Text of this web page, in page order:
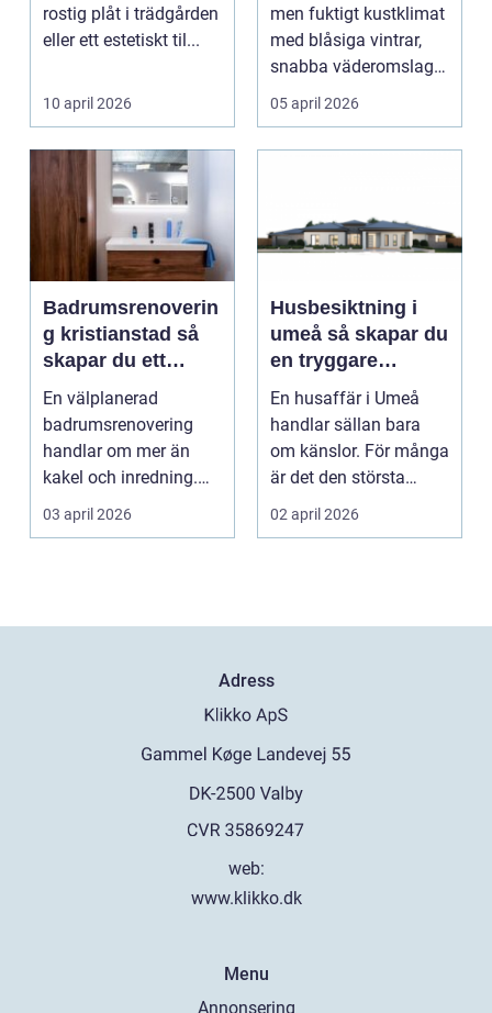
rostig plåt i trädgården
eller ett estetiskt til...
10 april 2026
men fuktigt kustklimat
med blåsiga vintrar,
snabba väderomslag
och ofta hög lu...
05 april 2026
Badrumsrenoverin
g kristianstad så
skapar du ett
funktionellt och
hållbart badrum
En välplanerad
badrumsrenovering
handlar om mer än
kakel och inredning.
För många hushåll
runt Krist...
03 april 2026
Husbesiktning i
umeå så skapar du
en tryggare
bostadsaffär
En husaffär i Umeå
handlar sällan bara
om känslor. För många
är det den största
ekonomiska affären i...
02 april 2026
Adress
web:
www.klikko.dk
Menu
Annonsering